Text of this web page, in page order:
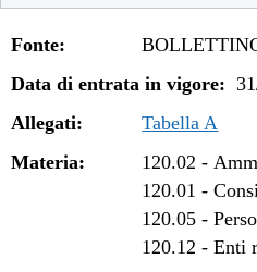
Fonte:
Data di entrata in vigore:
Allegati:
Tabella A
Materia:
120.02 -
120.01 -
120.05 -
120.12 -Enti